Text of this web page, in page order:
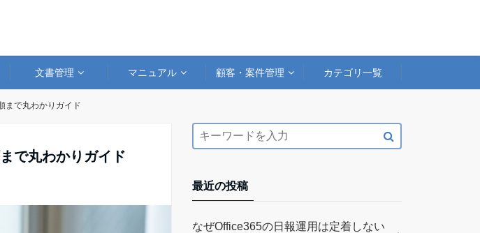
文書管理 マニュアル 顧客・案件管理 カテゴリ一覧
まで丸わかりガイド
で丸わかりガイド
最近の投稿
なぜOffice365の日報運用は定着しない